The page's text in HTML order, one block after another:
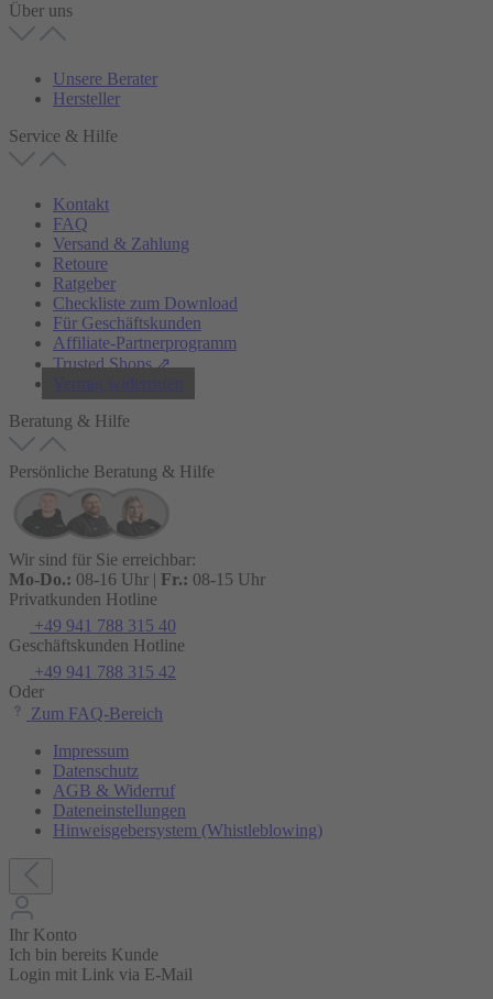
Über uns
Unsere Berater
Hersteller
Service & Hilfe
Kontakt
FAQ
Versand & Zahlung
Retoure
Ratgeber
Checkliste zum Download
Für Geschäftskunden
Affiliate-Partnerprogramm
Trusted Shops ⇗
Vertrag widerrufen
Beratung & Hilfe
Persönliche Beratung & Hilfe
Wir sind für Sie erreichbar:
Mo-Do.: 08-16 Uhr | Fr.: 08-15 Uhr
Privatkunden Hotline
+49 941 788 315 40
Geschäftskunden Hotline
+49 941 788 315 42
Oder
Zum FAQ-Bereich
Impressum
Datenschutz
AGB & Widerruf
Dateneinstellungen
Hinweisgebersystem (Whistleblowing)
Ihr Konto
Ich bin bereits Kunde
Login mit Link via E-Mail